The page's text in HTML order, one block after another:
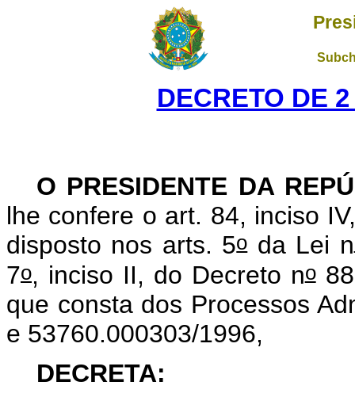
DECRETO DE
O PRESIDENTE DA
lhe confere o art. 84, inciso
disposto nos arts. 5oda Lei n
7o, inciso II, do Decreto no
que consta dos Processos
e 53760.000303/1996,
DECRETA: